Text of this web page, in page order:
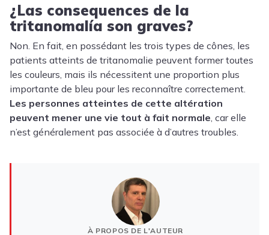
¿Las consequences de la
tritanomalía son graves?
Non. En fait, en possédant les trois types de cônes, les
patients atteints de tritanomalie peuvent former toutes
les couleurs, mais ils nécessitent une proportion plus
importante de bleu pour les reconnaître correctement.
Les personnes atteintes de cette altération
peuvent mener une vie tout à fait normale , car elle
n’est généralement pas associée à d’autres troubles.
À PROPOS DE L'AUTEUR